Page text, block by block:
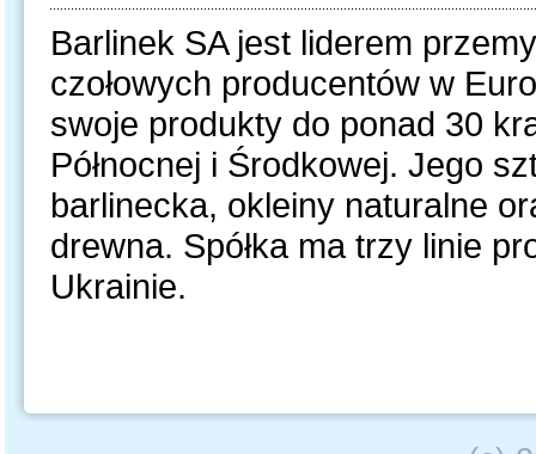
Barlinek SA jest liderem
czołowych producentów w
swoje produkty do ponad 30
Północnej i Środkowej. Jego
barlinecka, okleiny naturalne
drewna. Spółka ma trzy linie
Ukrainie.